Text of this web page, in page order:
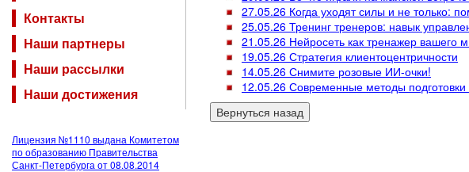
Контакты
Наши партнеры
Наши рассылки
Наши достижения
Лицензия №1110 выдана Комитетом
по образованию Правительства
Санкт-Петербурга от 08.08.2014
27.05.26 Когда уходят силы и не только:
25.05.26 Тренинг тренеров: навык
21.05.26 Нейросеть как тренажер вашего
19.05.26 Стратегия клиентоцентричности
14.05.26 Снимите розовые ИИ-очки!
12.05.26 Современные методы